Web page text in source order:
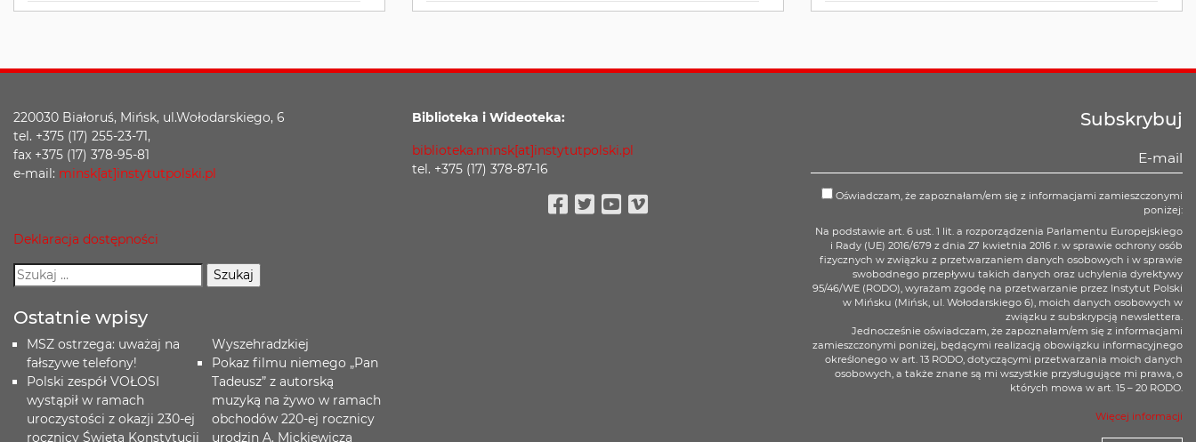
220030 Białoruś, Mińsk, ul.Wołodarskiego, 6
tel. +375 (17) 255-23-71,
fax +375 (17) 378-95-81
e-mail: minsk[at]instytutpolski.pl
Deklaracja dostępności
Ostatnie wpisy
MSZ ostrzega: uważaj na
fałszywe telefony!
Polski zespół VOŁOSI
wystąpił w ramach
uroczystości z okazji 230-ej
rocznicy Święta Konstytucji
Wyszehradzkiej
Pokaz filmu niemego „Pan
Tadeusz” z autorską
muzyką na żywo w ramach
obchodów 220-ej rocznicy
urodzin A. Mickiewicza
Biblioteka i Wideoteka:
biblioteka.minsk[at]instytutpolski.pl
tel. +375 (17) 378-87-16
Subskrybuj
Oświadczam, że zapoznałam/em się z informacjami zamieszczonymi
poniżej:
Na podstawie art. 6 ust. 1 lit. a rozporządzenia Parlamentu Europejskiego
i Rady (UE) 2016/679 z dnia 27 kwietnia 2016 r. w sprawie ochrony osób
fizycznych w związku z przetwarzaniem danych osobowych i w sprawie
swobodnego przepływu takich danych oraz uchylenia dyrektywy
95/46/WE (RODO), wyrażam zgodę na przetwarzanie przez Instytut Polski
w Mińsku (Mińsk, ul. Wołodarskiego 6), moich danych osobowych w
związku z subskrypcją newslettera.
Jednocześnie oświadczam, że zapoznałam/em się z informacjami
zamieszczonymi poniżej, będącymi realizacją obowiązku informacyjnego
określonego w art. 13 RODO, dotyczącymi przetwarzania moich danych
osobowych, a także znane są mi wszystkie przysługujące mi prawa, o
których mowa w art. 15 – 20 RODO.
Więcej informacji